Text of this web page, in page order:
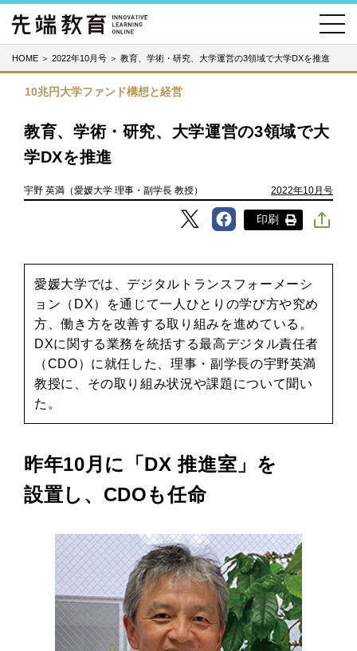
HOME ＞ 2022年10月号 ＞ 教育、学術・研究、大学運営の3領域で大学DXを推進
10兆円大学ファンド構想と経営
教育、学術・研究、大学運営の3領域で大
学DXを推進
宇野 英満（愛媛大学 理事・副学長 教授） 2022年10月号
印刷
愛媛大学では、デジタルトランスフォーメーシ
ョン（DX）を通じて一人ひとりの学び方や究め
方、働き方を改善する取り組みを進めている。
DXに関する業務を統括する最高デジタル責任者
（CDO）に就任した、理事・副学長の宇野英満
教授に、その取り組み状況や課題について聞い
た。
昨年10月に「DX 推進室」を
設置し、CDOも任命